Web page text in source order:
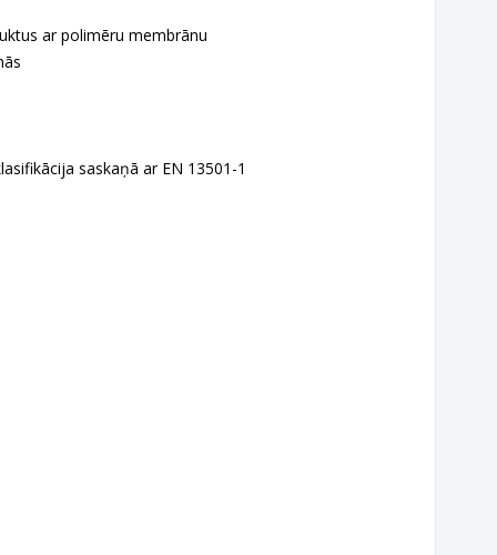
ar polimēru membrānu
saskaņā ar EN 13501-1